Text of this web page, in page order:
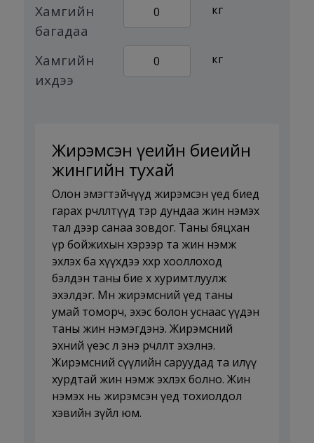
Хамгийн
багадаа
0 кг
Хамгийн
ихдээ
0 кг
Жирэмсэн үеийн биеийн
жингийн тухай
Олон эмэгтэйчүүд жирэмсэн үед биед
гарах өөрчлөлтүүд тэр дундаа жин нэмэх
тал дээр санаа зовдог. Таны бяцхан
үр бойжихын хэрээр та жин нэмж
эхлэх ба хүүхдээ хөхөөр хооллоход
бэлдэн таны бие өөх хуримтлуулж
эхэлдэг. Мөн жирэмсний үед таны
умай томорч, эхэс болон уснаас үүдэн
таны жин нэмэгдэнэ. Жирэмсний
эхний үеэс л энэ өөрчлөлт эхэлнэ.
Жирэмсний сүүлийн саруудад та илүү
хурдтай жин нэмж эхлэх болно. Жин
нэмэх нь жирэмсэн үед тохиолдол
хэвийн зүйл юм.